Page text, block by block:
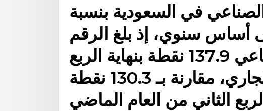
في السعودية بنسبة
على أساس سنوي، إذ بلغ الرقم
القياسي للإنتاج الصناعي 137.9 نقطة بنهاية الربع
الثاني من العام الجاري، مقارنة بـ 130.3 نقطة